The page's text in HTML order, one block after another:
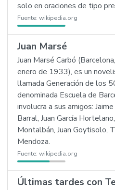
solo en oraciones de tipo
Fuente: wikipedia.org
Juan Marsé
Juan Marsé Carbó
enero de 1933), es un
llamada Generación de los
denominada Escuela de
involucra a sus amigos:
Barral, Juan García
Montalbán, Juan Goytisolo,
Mendoza.
Fuente: wikipedia.org
Últimas tardes con